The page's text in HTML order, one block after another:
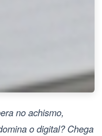
no achismo,
o digital? Chega